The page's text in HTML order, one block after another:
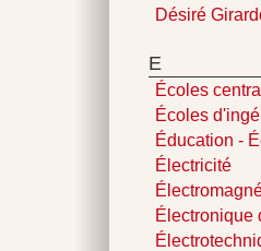
Désiré
E
Écoles
Écoles
Éducation -
Électricité
Électronique